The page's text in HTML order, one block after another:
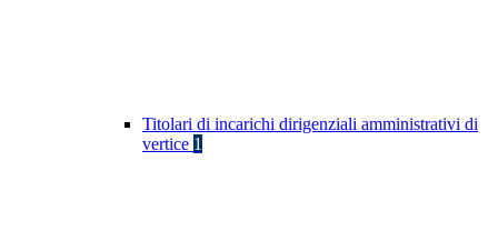
Titolari di incarichi dirigenziali amministrativi di
vertice 1